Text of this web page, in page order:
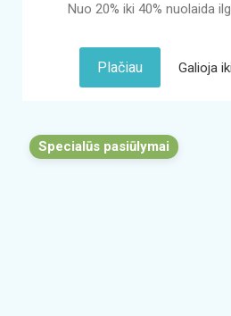
Nuo 20% iki 40% nuolaida
Plačiau Galioja
Specialūs pasiūlymai